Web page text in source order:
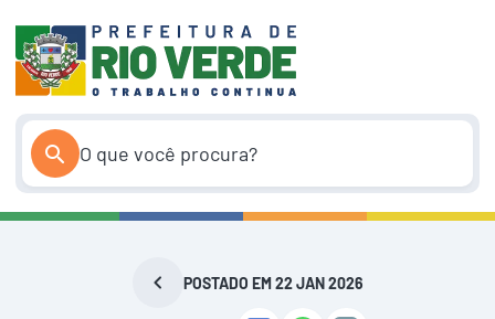
conteúdo
POSTADO EM 22 JAN 2026